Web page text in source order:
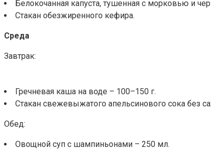
Белокочанная капуста, тушенная с морковью и
Стакан обезжиренного кефира.
Среда
Завтрак:
Гречневая каша на воде – 100–150 г.
Стакан свежевыжатого апельсинового сока без
Обед:
Овощной суп с шампиньонами – 250 мл.